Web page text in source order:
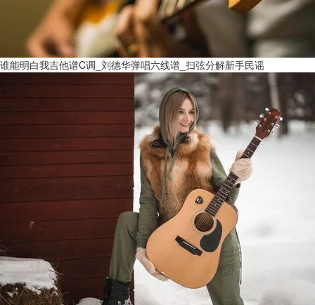
谁能明白我吉他谱C调_刘德华弹唱六线谱_扫弦分解新手民谣